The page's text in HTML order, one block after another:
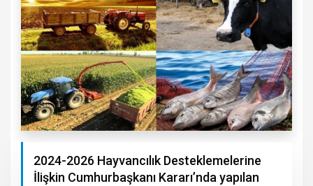
2024-2026 Hayvancılık Desteklemelerine
İlişkin Cumhurbaşkanı Kararı’nda yapılan